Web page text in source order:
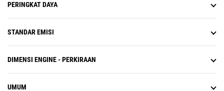
PERINGKAT DAYA
STANDAR EMISI
DIMENSI ENGINE - PERKIRAAN
UMUM